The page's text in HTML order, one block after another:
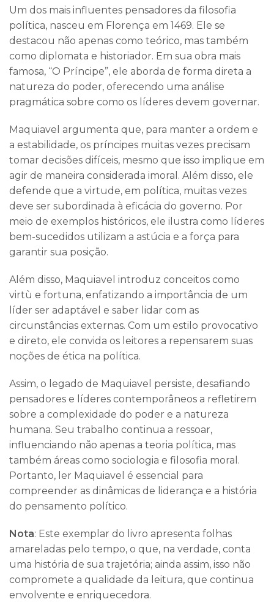
Um dos mais influentes pensadores da filosofia
política, nasceu em Florença em 1469. Ele se
destacou não apenas como teórico, mas também
como diplomata e historiador. Em sua obra mais
famosa, “O Príncipe”, ele aborda de forma direta a
natureza do poder, oferecendo uma análise
pragmática sobre como os líderes devem governar.
Maquiavel argumenta que, para manter a ordem e
a estabilidade, os príncipes muitas vezes precisam
tomar decisões difíceis, mesmo que isso implique em
agir de maneira considerada imoral. Além disso, ele
defende que a virtude, em política, muitas vezes
deve ser subordinada à eficácia do governo. Por
meio de exemplos históricos, ele ilustra como líderes
bem-sucedidos utilizam a astúcia e a força para
garantir sua posição.
Além disso, Maquiavel introduz conceitos como
virtù e fortuna, enfatizando a importância de um
líder ser adaptável e saber lidar com as
circunstâncias externas. Com um estilo provocativo
e direto, ele convida os leitores a repensarem suas
noções de ética na política.
Assim, o legado de Maquiavel persiste, desafiando
pensadores e líderes contemporâneos a refletirem
sobre a complexidade do poder e a natureza
humana. Seu trabalho continua a ressoar,
influenciando não apenas a teoria política, mas
também áreas como sociologia e filosofia moral.
Portanto, ler Maquiavel é essencial para
compreender as dinâmicas de liderança e a história
do pensamento político.
Nota: Este exemplar do livro apresenta folhas
amareladas pelo tempo, o que, na verdade, conta
uma história de sua trajetória; ainda assim, isso não
compromete a qualidade da leitura, que continua
envolvente e enriquecedora.